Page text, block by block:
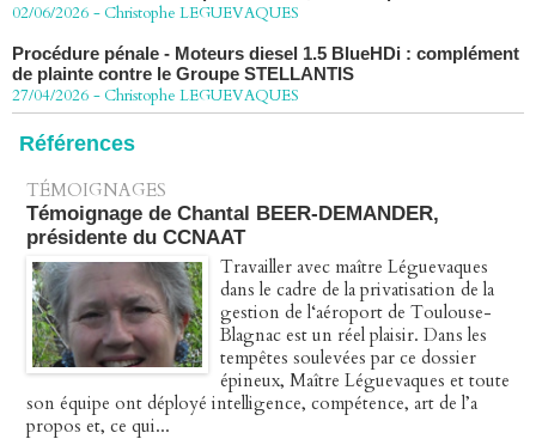
de plainte contre le Groupe STELLANTIS
27/04/2026 -Christophe LEGUEVAQUES
Péage autoroute : tout savoir (ou presque) sur l'action
collective ouverte le 2 avril
Références
TÉMOIGNAGES
Témoignage de Chantal BEER-DEMANDER,
présidente du CCNAAT
Travailler avec maître Léguevaques
dans le cadre de la privatisation de la
gestion de l‘aéroport de Toulouse-
Blagnac est un réel plaisir. Dans les
tempêtes soulevées par ce dossier
épineux, Maître Léguevaques et toute
son équipe ont déployé intelligence, compétence, art de l’a
propos et, ce qui...